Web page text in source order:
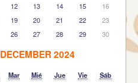
12 13 14 15
16
19 20 21 22
23
26 27 28 29 30
DECEMBER 2024
Mar Mié Jue Vie
Sáb